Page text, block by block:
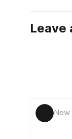
Leave